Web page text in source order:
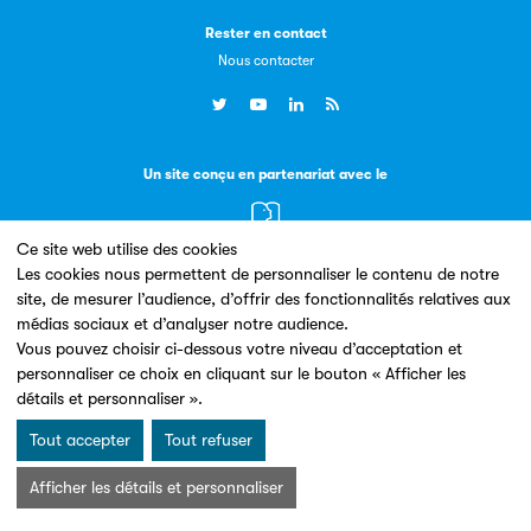
Ce site web utilise des cookies
Les cookies nous permettent de personnaliser le contenu de notre
site, de mesurer l’audience, d’offrir des fonctionnalités relatives aux
médias sociaux et d’analyser notre audience.
Vous pouvez choisir ci-dessous votre niveau d’acceptation et
personnaliser ce choix en cliquant sur le bouton « Afficher les
détails et personnaliser ».
Tout accepter Tout refuser
Afficher les détails et personnaliser
Rester en contact
Nous contacter
Un site conçu en partenariat avec le
Mentions légales & Conditions d’utilisation
Données personnelles
© Les Éditeurs d’Éducation - SNE 2026
Clic.EDIt
Clic.EDIt, pour faciliter les échanges informatisés entre
tous les acteurs de la filière de la fabrication de livres.